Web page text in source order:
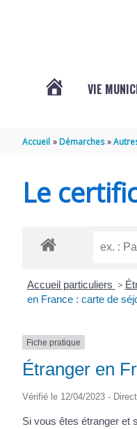
THÉNAC
VIE
Accueil Démarches
Le
Accueil particuliers >
en France : carte de
Fiche pratique
Étranger en
Vérifié le 12/04/2023 -
Si vous êtes étranger et